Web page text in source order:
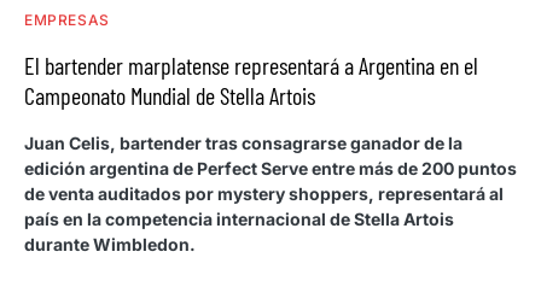
EMPRESAS
El bartender marplatense representará a Argentina en el
Campeonato Mundial de Stella Artois
Juan Celis, bartender tras consagrarse ganador de la
edición argentina de Perfect Serve entre más de 200 puntos
de venta auditados por mystery shoppers, representará al
país en la competencia internacional de Stella Artois
durante Wimbledon.